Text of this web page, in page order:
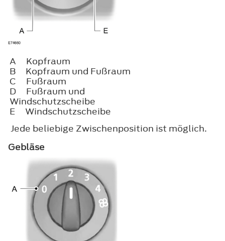
A
Kopfraum
B
Kopfraum und Fußraum
C
Fußraum
D
Fußraum und
Windschutzscheibe
E
Windschutzscheibe
Jede beliebige Zwischenposition ist möglich.
Gebläse